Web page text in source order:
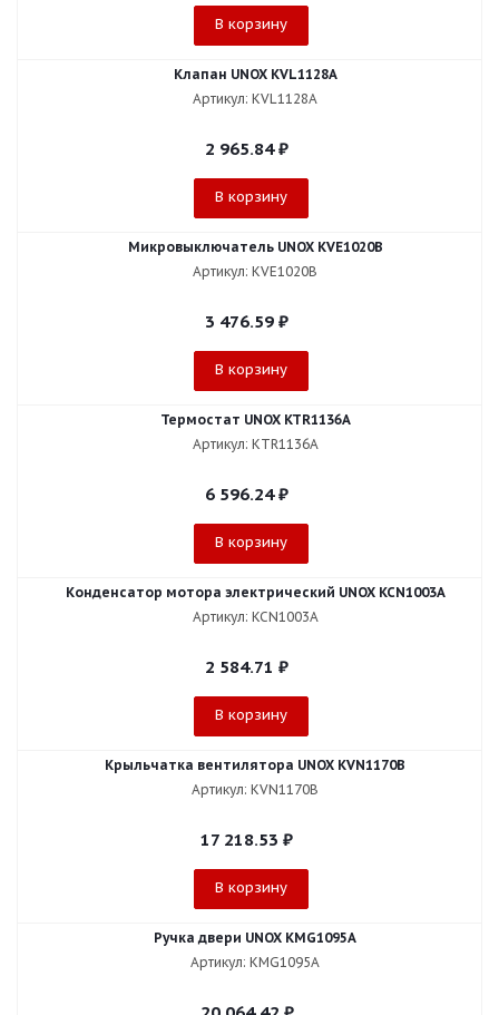
В корзину
Клапан UNOX KVL1128A
Артикул: KVL1128A
2 965.84₽
В корзину
Микровыключатель UNOX KVE1020B
Артикул: KVE1020B
3 476.59 ₽
В корзину
Термостат UNOX KTR1136A
Артикул: KTR1136A
6 596.24₽
В корзину
Конденсатор мотора электрический UNOX KCN1003A
Артикул: KCN1003A
2 584.71 ₽
В корзину
Крыльчатка вентилятора UNOX KVN1170B
Артикул: KVN1170B
17 218.53 ₽
В корзину
Ручка двери UNOX KMG1095A
Артикул: KMG1095A